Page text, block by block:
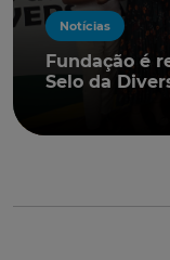
Notícias
Fundação é
Selo da